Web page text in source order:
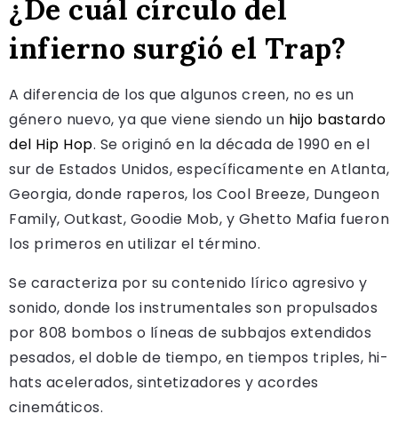
¿De cuál círculo del
infierno surgió el Trap?
A diferencia de los que algunos creen, no es un
género nuevo, ya que viene siendo un hijo bastardo
del Hip Hop. Se originó en la década de 1990 en el
sur de Estados Unidos, específicamente en Atlanta,
Georgia, donde raperos, los Cool Breeze, Dungeon
Family, Outkast, Goodie Mob, y Ghetto Mafia fueron
los primeros en utilizar el término.
Se caracteriza por su contenido lírico agresivo y
sonido, donde los instrumentales son propulsados
por 808 bombos o líneas de subbajos extendidos
pesados, el doble de tiempo, en tiempos triples, hi-
hats acelerados, sintetizadores y acordes
cinemáticos.